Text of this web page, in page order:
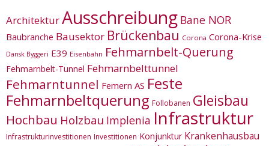
ArchitekturAusschreibung Bane NOR
Baubranche Bausektor Brückenbau Corona Corona-Krise
Dansk Byggeri E39 Eisenbahn Fehmarnbelt-Querung
Fehmarnbelt-Tunnel Fehmarnbelttunnel
Fehmarntunnel Femern AS Feste
Fehmarnbeltquerung Follobanen Gleisbau
Hochbau Holzbau Implenia Infrastruktur
Infrastrukturinvestitionen Investitionen Konjunktur Krankenhausbau